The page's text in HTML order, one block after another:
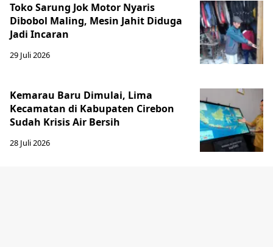
Toko Sarung Jok Motor Nyaris
Dibobol Maling, Mesin Jahit Diduga
Jadi Incaran
29 Juli 2026
Kemarau Baru Dimulai, Lima
Kecamatan di Kabupaten Cirebon
Sudah Krisis Air Bersih
28 Juli 2026